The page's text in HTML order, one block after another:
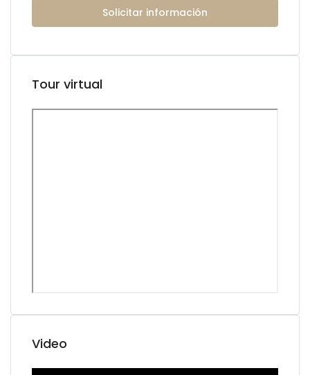
Solicitar información
Tour virtual
Video